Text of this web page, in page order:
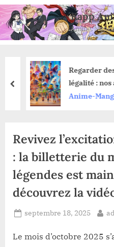
Skip
to
content
Kapp
Anime,
Regarder des
légalité : nos
Anime-Manga
prev
Revivez
: la billetterie du
légendes est
découvrez la
Posted
septembre 18, 2025 By
Le mois d’octobre 2025